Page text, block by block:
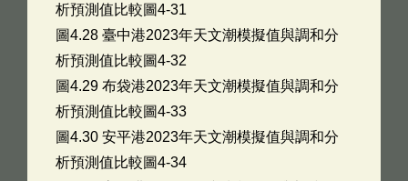
析預測值比較圖4-31
圖4.28 臺中港2023年天文潮模擬值與調和分
析預測值比較圖4-32
圖4.29 布袋港2023年天文潮模擬值與調和分
析預測值比較圖4-33
圖4.30 安平港2023年天文潮模擬值與調和分
析預測值比較圖4-34